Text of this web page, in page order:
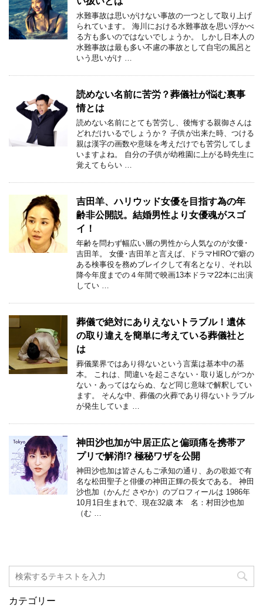
水難事故は思いがけない事故の一つとして取り上げ
られています。 海川における水難事故を思い浮かべ
る方も多いのではないでしょうか。 しかし日本人の
水難事故は最も多い不慮の事故として自宅の風呂と
いう思いがけ …
読めない名前に苦労？葬儀社が悩む裏事
情とは
読めない名前にとても苦労し、後悔する親御さんは
どれだけいるでしょうか？ 子供が出来た時、つける
親は漢字の画数や意味を考えだけでも苦労してしま
いますよね。 自分の子供が幼稚園に上がる時先生に
覚えてもらい …
吉田羊、ハリウッド女優を目指す為の年
齢非公開説。結婚男性より女優魂がスゴ
イ！
年齢を問わず幅広い層の男性から人気なのが女優･
吉田羊。 女優･吉田羊と言えば、ドラマHIROで癖の
ある検事役を務めブレイクして有名となり、それ以
降今年度までの４年間で映画13本ドラマ22本に出演
してい …
葬儀で絶対にありえないトラブル！遺体
の取り違えを簡単に考えている葬儀社と
は
葬儀業界ではあり得ないという言葉は基本中の基
本。 これは、間違いを起こさない・取り返しがつか
ない・あってはならぬ、など同じ意味で解釈してい
ます。 そんな中、葬儀の火葬であり得ないトラブル
が発生していま …
神田沙也加が中居正広と偏頭痛を携帯ア
プリで解消!? 極秘ワザを公開
神田沙也加は皆さんもご承知の通り、あの歌姫で有
名な松田聖子と俳優の神田正輝の長女である。 神田
沙也加（かんだ さやか）のプロフィールは 1986年
10月1日生まれで、現在32歳 本 名：村田沙也加
（む …
カテゴリー